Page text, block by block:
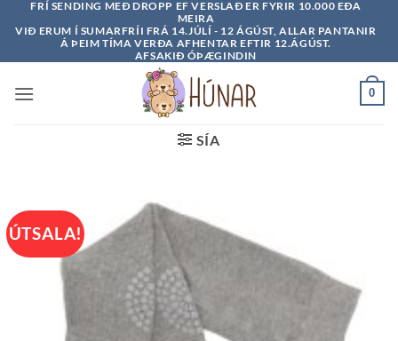
FRÍ SENDING MEÐ DROPP EF VERSLAÐ ER FYRIR 10.000 EÐA
MEIRA
VIÐ ERUM Í SUMARFRÍI FRÁ 14.JÚLÍ - 12 ÁGÚST, ALLAR PANTANIR
Á ÞEIM TÍMA VERÐA AFHENTAR EFTIR 12.ÁGÚST.
AFSAKIÐ ÓÞÆGINDIN
0
SÍA
ÚTSALA!